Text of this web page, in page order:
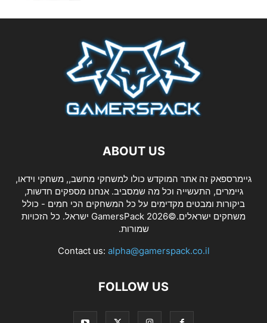
ABOUT US
גיימרספאק זה אתר המוקדש כולו למשחקי מחשב,, משחקי וידאו,
גיימרים, התעשייה וכל מה שמסביב. אנחנו מספקים חדשות,
ביקורות ומבטים מקדימים על כל המשחקים הכי חמים - כולל
משחקים ישראלים.©2026 GamersPack ישראל. כל הזכויות
שמורות.
Contact us: alpha@gamerspack.co.il
FOLLOW US